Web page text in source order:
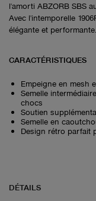
l'amorti ABZORB SBS
Avec l'intemporelle
élégante et performante.
CARACTÉRISTIQUES
Empeigne en mesh
Semelle
chocs
Soutien
Semelle en
Design rétro parfait
DÉTAILS